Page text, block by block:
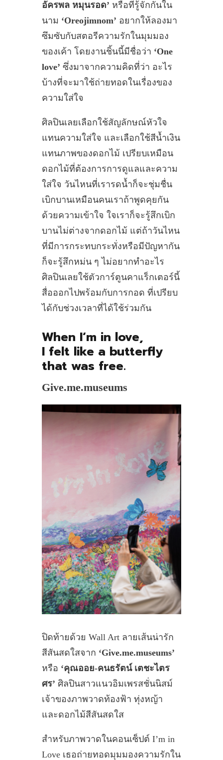
อัครพล หมุนรอด’ หรือที่รู้จักกันใน
นาม ‘Oreojimnom’ อยากให้ลองมา
ซึมซับกับสตอรีความรักในมุมมอง
ของเค้า โดยงานชิ้นนี้มีชื่อว่า ‘One
love’ ซึ่งมาจากความคิดที่ว่า อะไร
บ้างที่จะมาใช้ถ่ายทอดในเรื่องของ
ความใส่ใจ
ศิลปินเลยเลือกใช้สัญลักษณ์หัวใจ
แทนความใส่ใจ และเลือกใช้สีน้ำเงิน
แทนภาพของดอกไม้ เปรียบเหมือน
ดอกไม้ที่ต้องการการดูแลและความ
ใส่ใจ วันไหนที่เรารดน้ำก็จะชุ่มชื่น
เบิกบานเหมือนคนเราถ้าพูดคุยกัน
ด้วยความเข้าใจ ใจเราก็จะรู้สึกเบิก
บานไม่ต่างจากดอกไม้ แต่ถ้าวันไหน
ที่มีการกระทบกระทั่งหรือมีปัญหากัน
ก็จะรู้สึกหม่น ๆ ไม่อยากทำอะไร
ศิลปินเลยใช้ตัวการ์ตูนคาแร็กเตอร์นี้
สื่อออกไปพร้อมกับการกอด ที่เปรียบ
ได้กับช่วงเวลาที่ได้ใช้ร่วมกัน
When I‘m in love,
I felt like a butterfly
that was free.
Give.me.museums
ปิดท้ายด้วย Wall Art ลายเส้นน่ารัก
สีสันสดใสจาก ‘Give.me.museums’
หรือ ‘คุณออย-คนธรัตน์ เตชะไตร
ศร’ ศิลปินสาวแนวอิมเพรสชั่นนิสม์
เจ้าของภาพวาดท้องฟ้า ทุ่งหญ้า
และดอกไม้สีสันสดใส
สำหรับภาพวาดในคอนเซ็ปต์ I’m in
Love เธอถ่ายทอดมุมมองความรักใน